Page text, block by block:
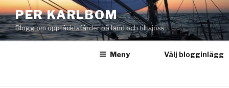
Hoppa
till
innehåll
PER KARLBOM
Blogg om upptäcktsfärder på land och till sjöss
Meny Välj blogginlägg